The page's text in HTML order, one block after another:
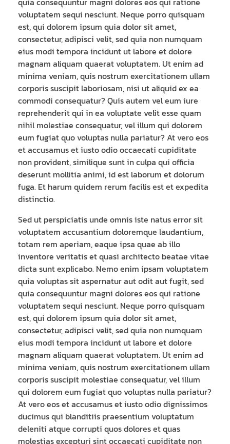
voluptatem sequi nesciunt. Neque porro quisquam
est, qui dolorem ipsum quia dolor sit amet,
consectetur, adipisci velit, sed quia non numquam
eius modi tempora incidunt ut labore et dolore
magnam aliquam quaerat voluptatem. Ut enim ad
minima veniam, quis nostrum exercitationem ullam
corporis suscipit laboriosam, nisi ut aliquid ex ea
commodi consequatur? Quis autem vel eum iure
reprehenderit qui in ea voluptate velit esse quam
nihil molestiae consequatur, vel illum qui dolorem
eum fugiat quo voluptas nulla pariatur? At vero eos
et accusamus et iusto odio occaecati cupiditate
non provident, similique sunt in culpa qui officia
deserunt mollitia animi, id est laborum et dolorum
fuga. Et harum quidem rerum facilis est et expedita
distinctio.
Sed ut perspiciatis unde omnis iste natus error sit
voluptatem accusantium doloremque laudantium,
totam rem aperiam, eaque ipsa quae ab illo
inventore veritatis et quasi architecto beatae vitae
dicta sunt explicabo. Nemo enim ipsam voluptatem
quia voluptas sit aspernatur aut odit aut fugit, sed
quia consequuntur magni dolores eos qui ratione
voluptatem sequi nesciunt. Neque porro quisquam
est, qui dolorem ipsum quia dolor sit amet,
consectetur, adipisci velit, sed quia non numquam
eius modi tempora incidunt ut labore et dolore
magnam aliquam quaerat voluptatem. Ut enim ad
minima veniam, quis nostrum exercitationem ullam
corporis suscipit molestiae consequatur, vel illum
qui dolorem eum fugiat quo voluptas nulla pariatur?
At vero eos et accusamus et iusto odio dignissimos
ducimus qui blanditiis praesentium voluptatum
deleniti atque corrupti quos dolores et quas
molestias excepturi sint occaecati cupiditate non